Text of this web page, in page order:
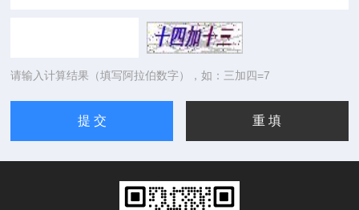
请输入计算结果（填写阿拉伯数字），如：三加四=7